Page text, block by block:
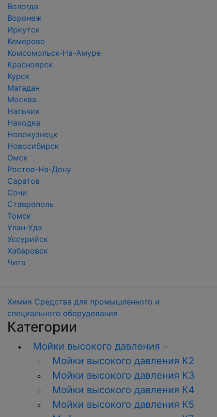
Вологда
Воронеж
Иркутск
Кемерово
Комсомольск-На-Амуре
Красноярск
Курск
Магадан
Москва
Нальчик
Находка
Новокузнецк
Новосибирск
Омск
Ростов-На-Дону
Саратов
Сочи
Ставрополь
Томск
Улан-Удэ
Уссурийск
Хабаровск
Чита
Химия Средства для промышленного и
специального оборудования
Категории
Мойки высокого давления
Мойки высокого давления К2
Мойки высокого давления K3
Мойки высокого давления К4
Мойки высокого давления К5